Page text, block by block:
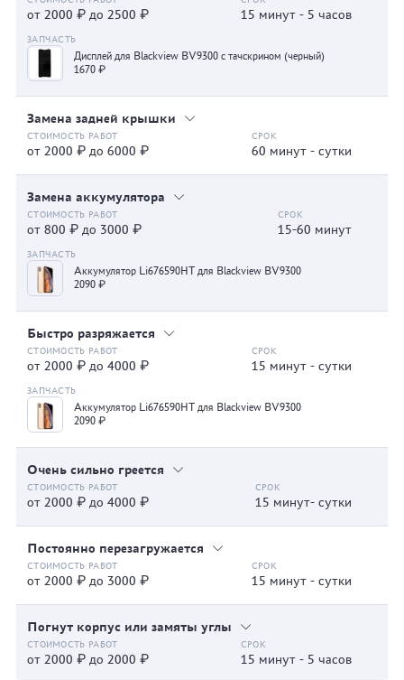
от 2000 ₽ до 2500 ₽ 15 минут - 5 часов
Дисплей для Blackview BV9300 с тачскрином (черный)
1670 ₽
Замена задней крышки
от 2000 ₽ до 6000 ₽ 60 минут - сутки
Замена аккумулятора
от 800 ₽ до 3000 ₽ 15-60 минут
Аккумулятор Li676590HT для Blackview BV9300
2090 ₽
Быстро разряжается
от 2000 ₽ до 4000 ₽ 15 минут - сутки
Аккумулятор Li676590HT для Blackview BV9300
2090 ₽
Очень сильно греется
от 2000 ₽ до 4000 ₽ 15 минут- сутки
Постоянно перезагружается
от 2000 ₽ до 3000 ₽ 15 минут - сутки
Погнут корпус или замяты углы
от 2000 ₽ до 2000 ₽ 15 минут - 5 часов